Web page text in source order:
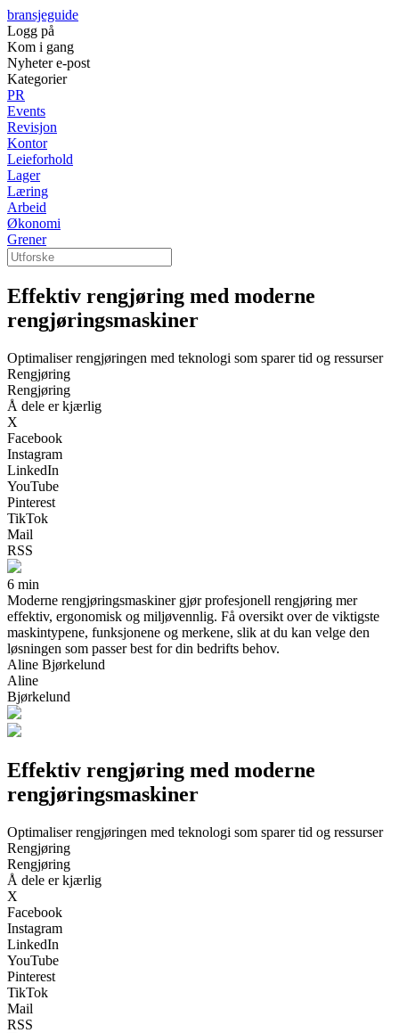
bransjeguide
Logg på
Kom i gang
Nyheter e-post
Kategorier
PR
Events
Revisjon
Kontor
Leieforhold
Lager
Læring
Arbeid
Økonomi
Grener
Effektiv rengjøring med moderne
rengjøringsmaskiner
Optimaliser rengjøringen med teknologi som sparer tid og ressurser
Rengjøring
Rengjøring
Å dele er kjærlig
X
Facebook
Instagram
LinkedIn
YouTube
Pinterest
TikTok
Mail
RSS
6 min
Moderne rengjøringsmaskiner gjør profesjonell rengjøring mer
effektiv, ergonomisk og miljøvennlig. Få oversikt over de viktigste
maskintypene, funksjonene og merkene, slik at du kan velge den
løsningen som passer best for din bedrifts behov.
Aline Bjørkelund
Aline
Bjørkelund
Effektiv rengjøring med moderne
rengjøringsmaskiner
Optimaliser rengjøringen med teknologi som sparer tid og ressurser
Rengjøring
Rengjøring
Å dele er kjærlig
X
Facebook
Instagram
LinkedIn
YouTube
Pinterest
TikTok
Mail
RSS